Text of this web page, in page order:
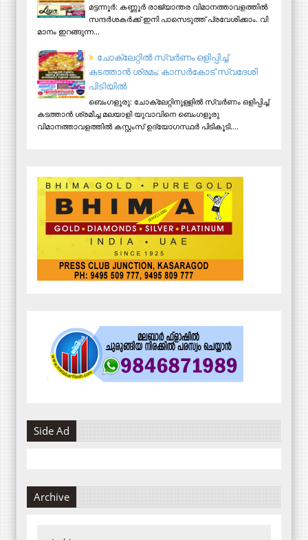
മ​ട്ട​ന്നൂ​ർ: ക​ണ്ണൂ​ർ രാ​ജ്യാ​ന്ത​ര വി​മാ​ന​ത്താ​വ​ള​ത്തി​ൽ
സ​ന്ദ​ർ​ശ​ക​ർ​ക്ക് ഇ​നി പാ​സെ​ടു​ത്ത് പ്ര​വേ​ശി​ക്കാം. വി​
മാ​നം ഇ​റ​ങ്ങു​ന്ന...
ചോക്ലേറ്റിൽ സ്വർണം ഒളിപ്പിച്ച്
കടത്താൻ ശ്രമം; കാസർകോട് സ്വദേശി
പിടിയില്‍
ബെംഗളൂരു: ചോക്ലേറ്റിനുള്ളിൽ സ്വർണം ഒളിപ്പിച്ച്
കടത്താൻ ശ്രമിച്ച മലയാളി യുവാവിനെ ബെംഗളൂരു
വിമാനത്താവളത്തിൽ കസ്റ്റംസ് ഉദ്യോഗസ്ഥർ പിടികൂടി....
Side Ad
Archive